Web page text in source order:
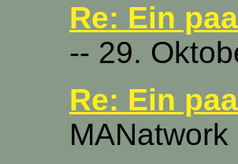
Re: Ein
-- 29.
Re: Ein